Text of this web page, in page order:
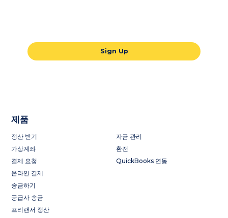
Sign Up
제품
정산 받기
가상계좌
결제 요청
온라인 결제
송금하기
공급사 송금
프리랜서 정산
자금 관리
환전
QuickBooks 연동